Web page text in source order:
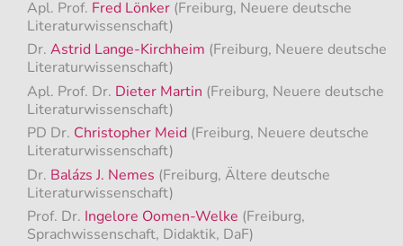
Apl. Prof. Fred Lönker (Freiburg, Neuere deutsche
Literaturwissenschaft)
Dr. Astrid Lange-Kirchheim (Freiburg, Neuere deutsche
Literaturwissenschaft)
Apl. Prof. Dr. Dieter Martin (Freiburg, Neuere deutsche
Literaturwissenschaft)
PD Dr. Christopher Meid (Freiburg, Neuere deutsche
Literaturwissenschaft)
Dr. Balázs J. Nemes (Freiburg, Ältere deutsche
Literaturwissenschaft)
Prof. Dr. Ingelore Oomen-Welke (Freiburg,
Sprachwissenschaft, Didaktik, DaF)